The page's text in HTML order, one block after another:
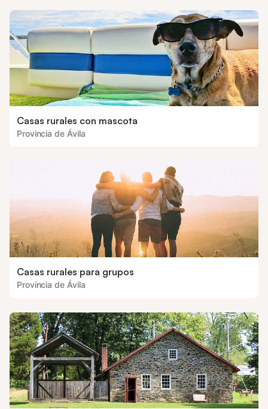
Casas rurales con mascota
Provincia de Ávila
Casas rurales para grupos
Provincia de Ávila